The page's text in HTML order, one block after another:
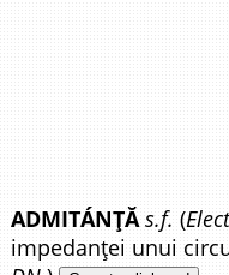
ADMITÁNȚĂ s.f. (
impedanței unui